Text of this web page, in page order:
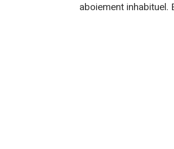
aboiement inhabituel.